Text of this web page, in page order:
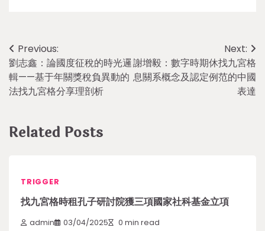
Post
navigation
Previous:
劉志鑫：論國度征稅的時光邏
輯——基于年關獎稅負異動的
法找九宮格分享理剖析
Next:
謝增毅：數字時期休找九宮格
息關系概念及認定例范的中國
表達
Related Posts
TRIGGER
找九宮格時租孔子研討院獲三項國家社科基金立項
admin 03/04/2025 0 min read